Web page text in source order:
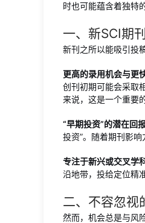
时也可能蕴含着独特
一、新SCI期
新刊之所以能吸引投
更高的录用机会与更
创刊初期可能会采取
来说，这是一个重要
“早期投资”的潜在回
投资”。随着期刊影
专注于新兴或交叉学
沿地带，投给定位精
二、不容忽视
然而，机会总是与风